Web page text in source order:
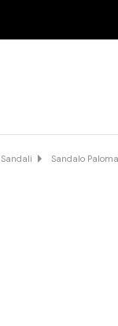
Sandali Sandalo